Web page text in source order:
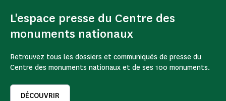
L'espace presse du Centre des
monuments nationaux
Retrouvez tous les dossiers et communiqués de presse du
Centre des monuments nationaux et de ses 100 monuments.
DÉCOUVRIR